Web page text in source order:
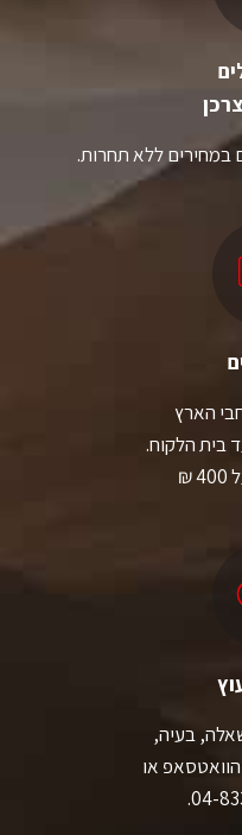
במחירים ללא תחרות.
הארץ
בית הלקוח.
בעיה,
או